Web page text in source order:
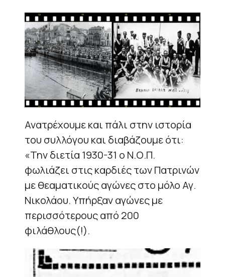
Ανατρέχουμε και πάλι στην ιστορία
του συλλόγου και διαβάζουμε ότι:
«Την διετία 1930-31 ο Ν.Ο.Π.
φωλιάζει στις καρδιές των Πατρινών
με θεαματικούς αγώνες στο μόλο Αγ.
Νικολάου. Υπήρξαν αγώνες με
περισσότερους από 200
φιλάθλους(!).